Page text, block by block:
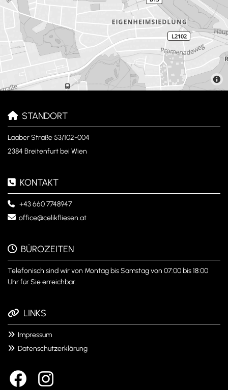
STANDORT
Laaber Straße 53/102-004
2384 Breitenfurt bei Wien
 KONTAKT
 +43 660 7748947
 office@celikfliesen.at
BÜROZEITEN
Telefonisch sind wir von Montag bis Samstag von 07:00 bis 18:00
Uhr für Sie erreichbar.
 LINKS
 Impressum
 Datenschutzerklärung